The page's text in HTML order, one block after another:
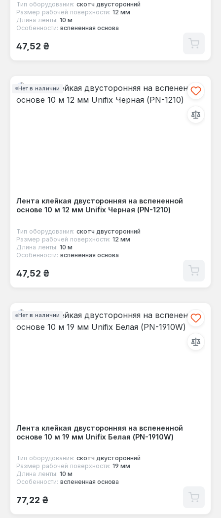
Тип оборудования: скотч двусторонний
Размер рабочей поверхности: 12 мм
Длина ленты: 10 м
Особенности: вспененная основа
Обычная цена:
47,52 ₴
Нет в наличии
Лента клейкая двусторонняя на вспененной
основе 10 м 12 мм Unifix Черная (PN-1210)
Тип оборудования: скотч двусторонний
Размер рабочей поверхности: 12 мм
Длина ленты: 10 м
Особенности: вспененная основа
Обычная цена:
47,52 ₴
Нет в наличии
Лента клейкая двусторонняя на вспененной
основе 10 м 19 мм Unifix Белая (PN-1910W)
Тип оборудования: скотч двусторонний
Размер рабочей поверхности: 19 мм
Длина ленты: 10 м
Особенности: вспененная основа
Обычная цена:
77,22 ₴